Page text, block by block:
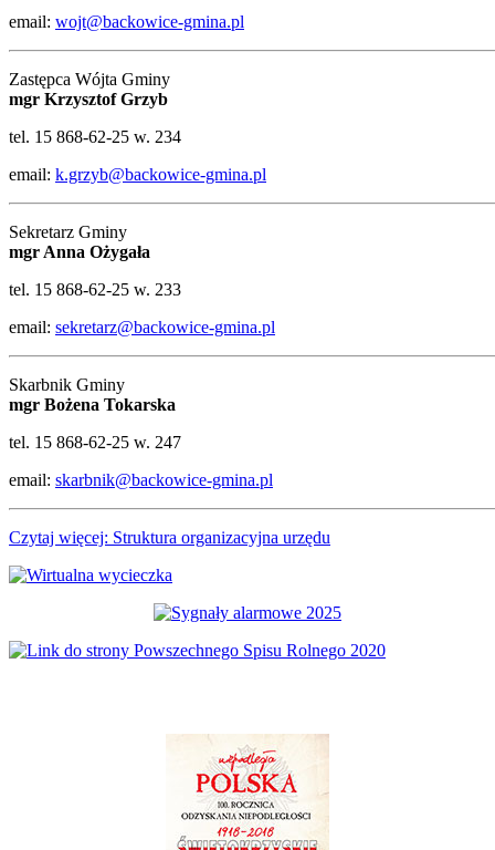
email: wojt@backowice-gmina.pl
Zastępca Wójta Gminy
mgr Krzysztof Grzyb
tel. 15 868-62-25 w. 234
email: k.grzyb@backowice-gmina.pl
Sekretarz Gminy
mgr Anna Ożygała
tel. 15 868-62-25 w. 233
email: sekretarz@backowice-gmina.pl
Skarbnik Gminy
mgr Bożena Tokarska
tel. 15 868-62-25 w. 247
email: skarbnik@backowice-gmina.pl
Czytaj więcej: Struktura organizacyjna urzędu